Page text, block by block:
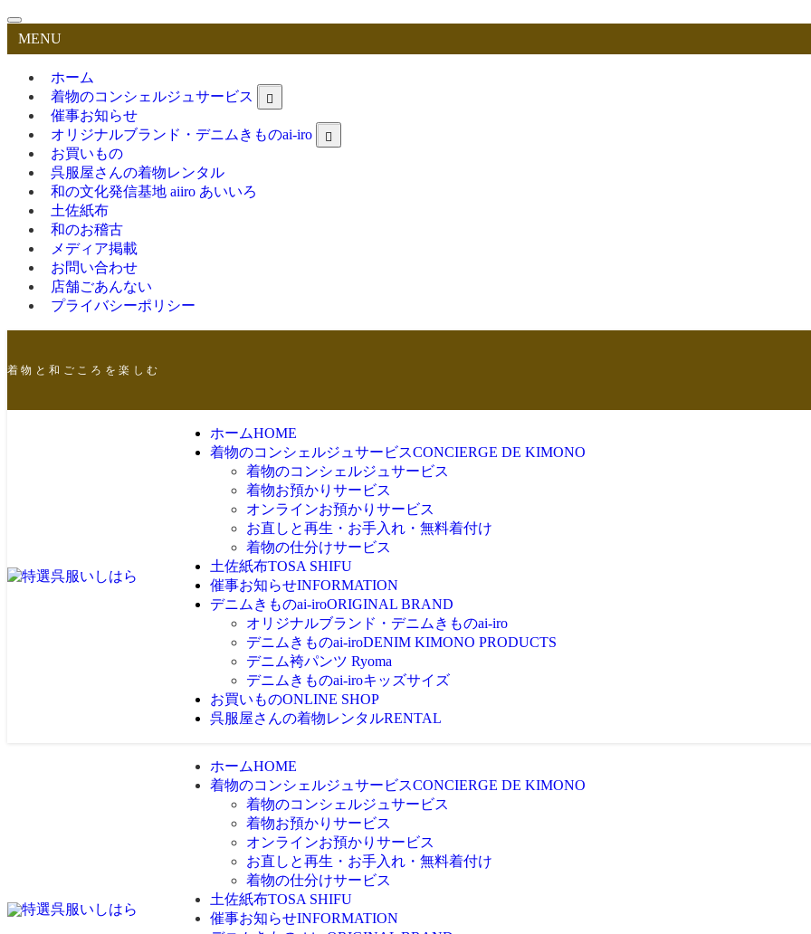
MENU
ホーム
着物のコンシェルジュサービス
催事お知らせ
オリジナルブランド・デニムきものai-iro
お買いもの
呉服屋さんの着物レンタル
和の文化発信基地 aiiro あいいろ
土佐紙布
和のお稽古
メディア掲載
お問い合わせ
店舗ごあんない
プライバシーポリシー
着 物 と 和 ご こ ろ を 楽 し む
ホームHOME
着物のコンシェルジュサービスCONCIERGE DE KIMONO
着物のコンシェルジュサービス
着物お預かりサービス
オンラインお預かりサービス
お直しと再生・お手入れ・無料着付け
着物の仕分けサービス
土佐紙布TOSA SHIFU
催事お知らせINFORMATION
デニムきものai-iroORIGINAL BRAND
オリジナルブランド・デニムきものai-iro
デニムきものai-iroDENIM KIMONO PRODUCTS
デニム袴パンツ Ryoma
デニムきものai-iroキッズサイズ
お買いものONLINE SHOP
呉服屋さんの着物レンタルRENTAL
ホームHOME
着物のコンシェルジュサービスCONCIERGE DE KIMONO
着物のコンシェルジュサービス
着物お預かりサービス
オンラインお預かりサービス
お直しと再生・お手入れ・無料着付け
着物の仕分けサービス
土佐紙布TOSA SHIFU
催事お知らせINFORMATION